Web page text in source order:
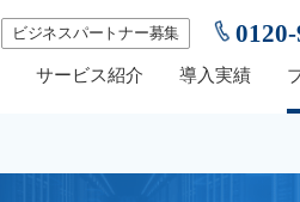
サービス紹介 導入実績
ビジネスパートナー募集